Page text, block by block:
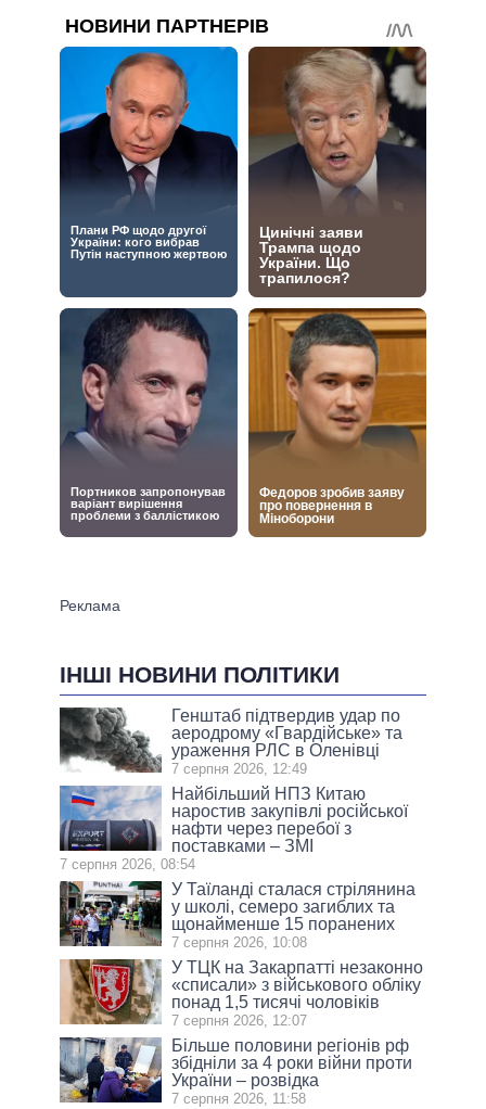
ІНШІ НОВИНИ ПОЛІТИКИ
Генштаб підтвердив удар по
аеродрому «Гвардійське» та
ураження РЛС в Оленівці
7 серпня 2026, 12:49
Найбільший НПЗ Китаю
наростив закупівлі російської
нафти через перебої з
поставками – ЗМІ
7 серпня 2026, 08:54
У Таїланді сталася стрілянина
у школі, семеро загиблих та
щонайменше 15 поранених
7 серпня 2026, 10:08
У ТЦК на Закарпатті незаконно
«списали» з військового обліку
понад 1,5 тисячі чоловіків
7 серпня 2026, 12:07
Більше половини регіонів рф
збідніли за 4 роки війни проти
України – розвідка
7 серпня 2026, 11:58